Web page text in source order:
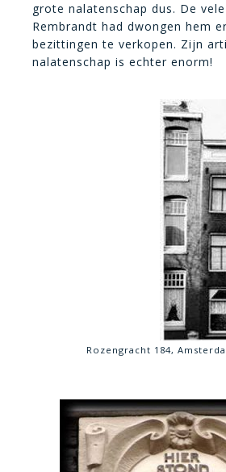
grote nalatenschap dus. De
Rembrandt had dwongen hem
bezittingen te verkopen. Zijn
nalatenschap is echter enorm!
Rozengracht 184,